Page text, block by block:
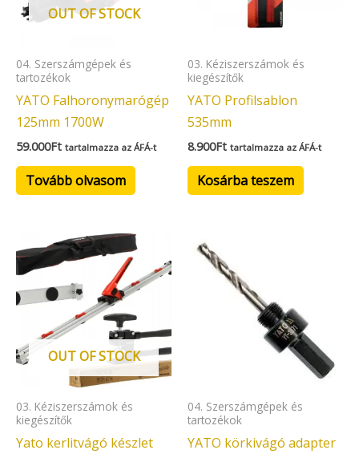
OUT OF STOCK
04. Szerszámgépek és
tartozékok
YATO Falhoronymarógép
125mm 1700W
59.000Ft tartalmazza az ÁFÁ-t
Tovább olvasom
03. Kéziszerszámok és
kiegészítők
YATO Profilsablon
535mm
8.900Ft tartalmazza az ÁFÁ-t
Kosárba teszem
OUT OF STOCK
03. Kéziszerszámok és
kiegészítők
Yato kerlitvágó készlet
04. Szerszámgépek és
tartozékok
YATO körkivágó adapter